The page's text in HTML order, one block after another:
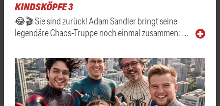
KINDSKÖPFE 3
😂🎬 Sie sind zurück! Adam Sandler bringt seine
legendäre Chaos-Truppe noch einmal zusammen: …